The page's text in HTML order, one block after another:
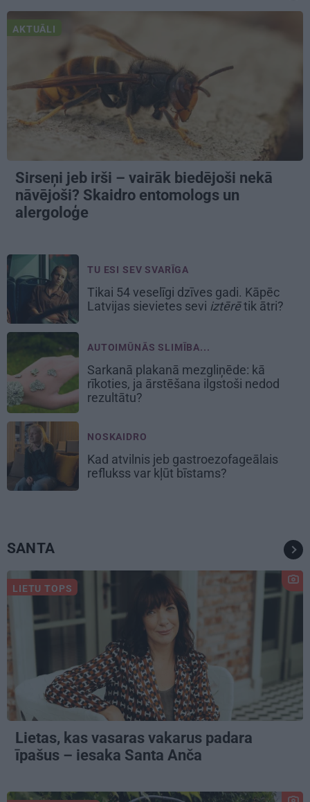
AKTUĀLI
Sirseņi jeb irši – vairāk biedējoši nekā
nāvējoši? Skaidro entomologs un
alergoloģe
TU ESI SEV SVARĪGA
Tikai 54 veselīgi dzīves gadi. Kāpēc
Latvijas sievietes sevi iztērētik ātri?
AUTOIMŪNĀS SLIMĪBA...
Sarkanā plakanā mezgliņēde: kā
rīkoties, ja ārstēšana ilgstoši nedod
rezultātu?
NOSKAIDRO
Kad atvilnis jeb gastroezofageālais
reflukss var kļūt bīstams?
SANTA
LIETU TOPS
Lietas, kas vasaras vakarus padara
īpašus – iesaka Santa Anča